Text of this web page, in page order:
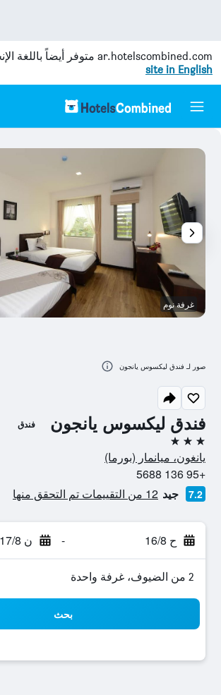
ar.hotelscombined.com متوفر أيضاً باللغة
site in English
فندق ليكسوس يانجون فندق
3 نجوم
يانغون، ميانمار (بورما)
+95 136 5688
7.2 جيد 12 من التقييمات تم التحقق منها
ح 16/8 - ن 17/8
2 من الضيوف، غرفة واحدة
بحث
غرفة نوم
صور لـ فندق ليكسوس يانجون